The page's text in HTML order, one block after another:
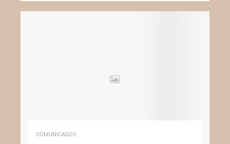
COMUNICADOS